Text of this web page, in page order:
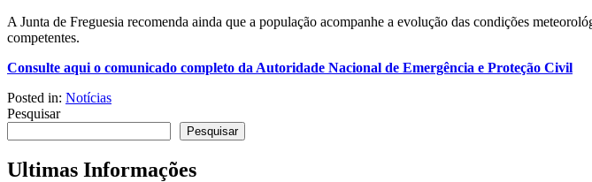
A Junta de Freguesia recomenda ainda que a população acompanhe a evolução das condições
competentes.
Consulte aqui o comunicado completo da Autoridade Nacional de Emergência e Proteção Civil
Posted in: Notícias
Pesquisar
Pesquisar
Ultimas Informações